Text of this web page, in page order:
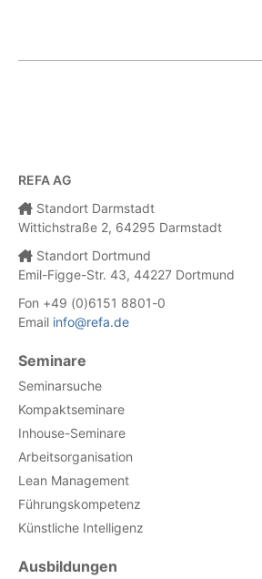
REFA AG
Standort Darmstadt
Wittichstraße 2, 64295 Darmstadt
Standort Dortmund
Emil-Figge-Str. 43, 44227 Dortmund
Fon +49 (0)6151 8801-0
Email info@refa.de
Seminare
Seminarsuche
Kompaktseminare
Inhouse-Seminare
Arbeitsorganisation
Lean Management
Führungskompetenz
Künstliche Intelligenz
Ausbildungen